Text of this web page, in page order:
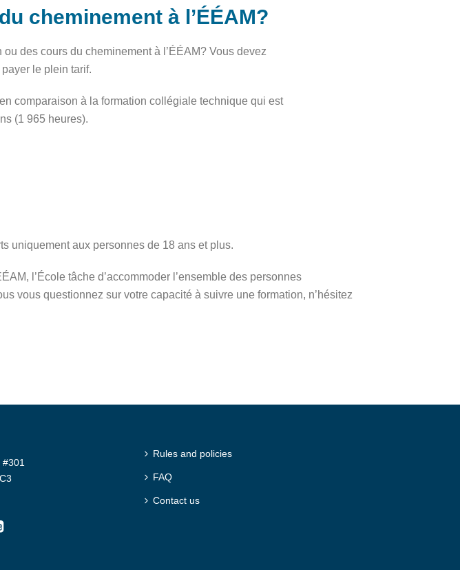
cheminement à l’ÉÉAM?
des cours du cheminement à l’ÉÉAM? Vous devez
le plein tarif.
comparaison à la formation collégiale technique qui est
(1 965 heures).
uniquement aux personnes de 18 ans et plus.
l’École tâche d’accommoder l’ensemble des personnes
vous questionnez sur votre capacité à suivre une formation, n’hésitez
Rules and policies
FAQ
Contact us